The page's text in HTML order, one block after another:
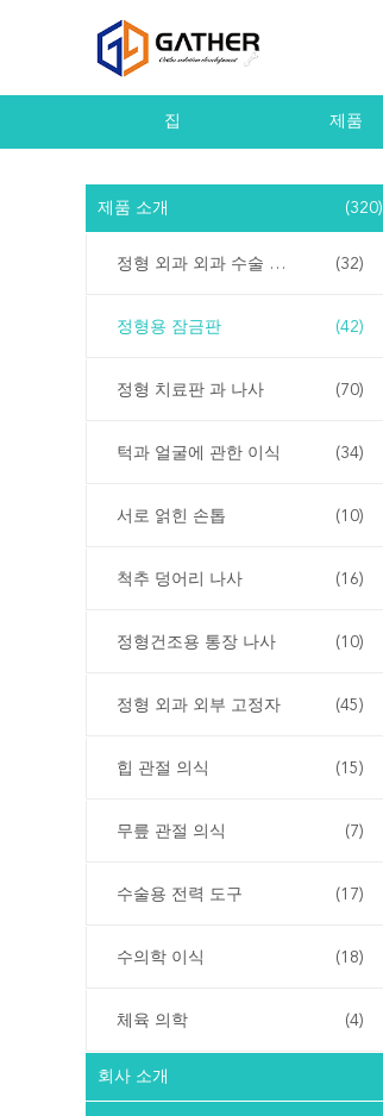
집 제품
제품 소개 (320)
정형 외과 외과 수술 기구 (32)
정형용 잠금판 (42)
정형 치료판 과 나사 (70)
턱과 얼굴에 관한 이식 (34)
서로 얽힌 손톱 (10)
척추 덩어리 나사 (16)
정형건조용 통장 나사 (10)
정형 외과 외부 고정자 (45)
힙 관절 의식 (15)
무릎 관절 의식 (7)
수술용 전력 도구 (17)
수의학 이식 (18)
체육 의학 (4)
회사 소개